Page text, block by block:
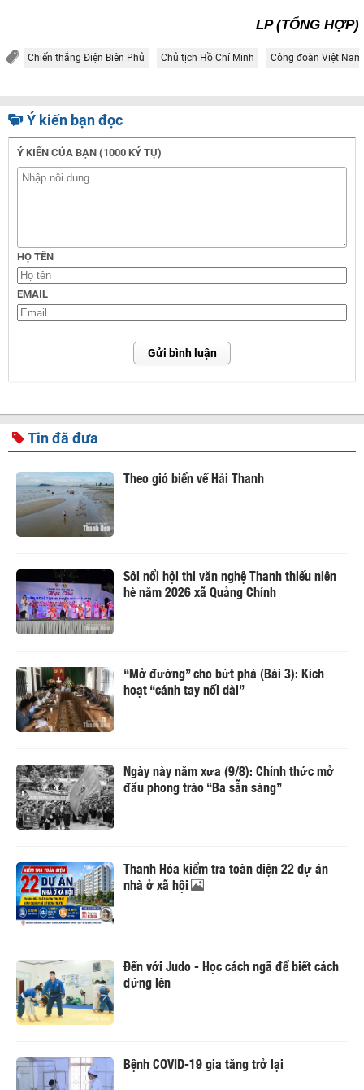
LP (TỔNG HỢP)
Chiến thắng Điện Biên Phủ Chủ tịch Hồ Chí Minh Công đoàn Việt Nam
Ý kiến bạn đọc
Ý KIẾN CỦA BẠN (1000 KÝ TỰ)
HỌ TÊN
EMAIL
Gửi bình luận
Tin đã đưa
Theo gió biển về Hải Thanh
Sôi nổi hội thi văn nghệ Thanh thiếu niên
hè năm 2026 xã Quảng Chính
“Mở đường” cho bứt phá (Bài 3): Kích
hoạt “cánh tay nối dài”
Ngày này năm xưa (9/8): Chính thức mở
đầu phong trào “Ba sẵn sàng”
Thanh Hóa kiểm tra toàn diện 22 dự án
nhà ở xã hội
Đến với Judo - Học cách ngã để biết cách
đứng lên
Bệnh COVID-19 gia tăng trở lại